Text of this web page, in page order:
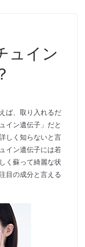
ュイン
ば、取り入れるだ
イン遺伝子」だと
しく知らないと言
イン遺伝子には若
く蘇って綺麗な状
目の成分と言える